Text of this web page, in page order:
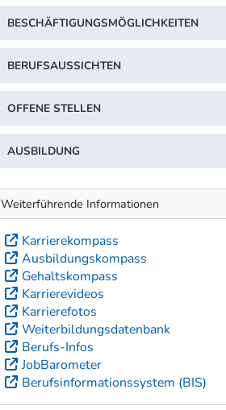
BESCHÄFTIGUNGSMÖGLICHKEITEN
BERUFSAUSSICHTEN
OFFENE STELLEN
AUSBILDUNG
Weiterführende Informationen
Karrierekompass
Ausbildungskompass
Gehaltskompass
Karrierevideos
Karrierefotos
Weiterbildungsdatenbank
Berufs-Infos
JobBarometer
Berufsinformationssystem (BIS)